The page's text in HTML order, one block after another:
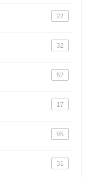
22
32
52
17
95
31